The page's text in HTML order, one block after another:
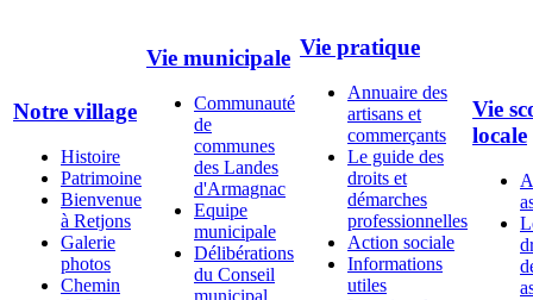
Notre village
Histoire
Patrimoine
Bienvenue
à Retjons
Galerie
photos
Chemin
Vie municipale
Communauté
de
communes
des Landes
d'Armagnac
Equipe
municipale
Délibérations
du Conseil
Vie pratique
Annuaire des
artisans et
commerçants
Le guide des
droits et
démarches
professionnelles
Action sociale
Informations
utiles
Vie
locale